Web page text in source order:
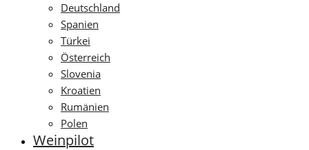
Deutschland
Spanien
Türkei
Österreich
Slovenia
Kroatien
Rumänien
Polen
Weinpilot